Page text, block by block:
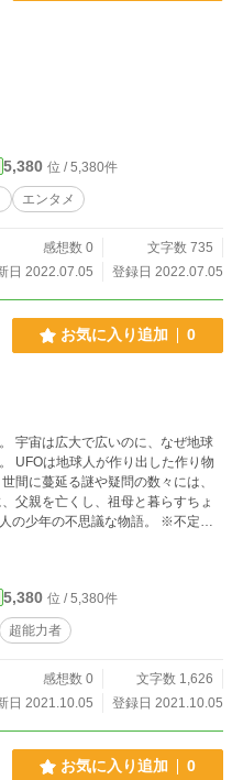
5,380 位 / 5,380件
エンタメ
感想数 0
文字数 735
日 2022.07.05
登録日 2022.07.05
お気に入り追加 0
宇宙は広大で広いのに、なぜ地球
UFOは地球人が作り出した作り物
間に蔓延る謎や疑問の数々には、
の不思議な物語。 ※不定期
らご報告があるとうれしいで
5,380 位 / 5,380件
超能力者
感想数 0
文字数 1,626
日 2021.10.05
登録日 2021.10.05
お気に入り追加 0